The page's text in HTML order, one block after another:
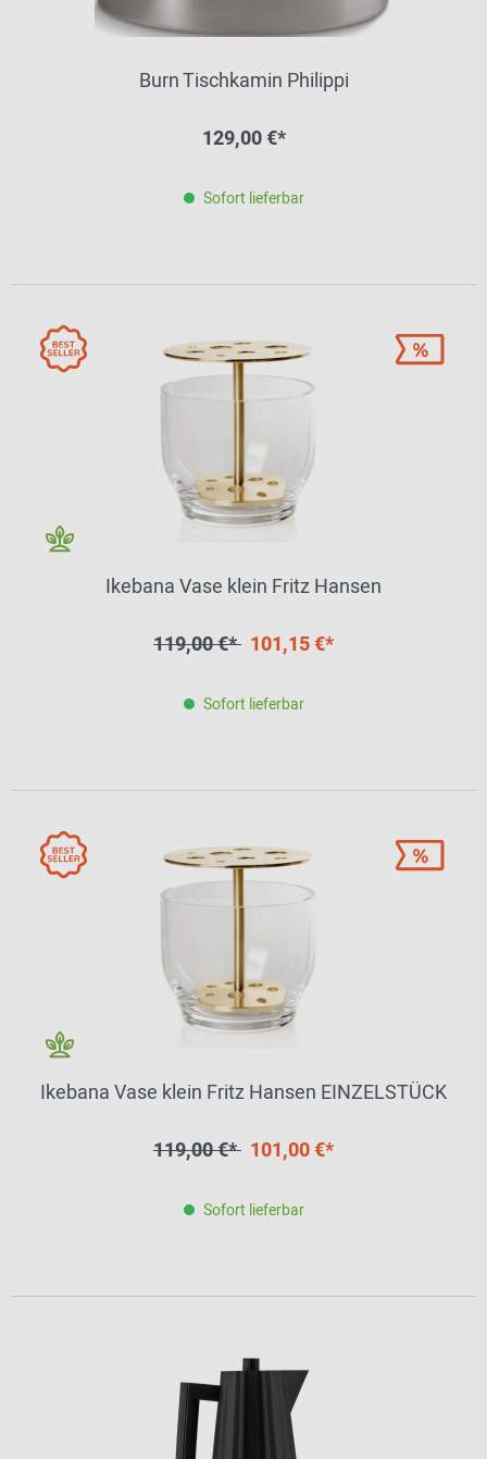
Burn Tischkamin Philippi
129,00 €*
Sofort lieferbar
Ikebana Vase klein Fritz Hansen
119,00 €* 101,15 €*
Sofort lieferbar
Ikebana Vase klein Fritz Hansen EINZELSTÜCK
119,00 €* 101,00 €*
Sofort lieferbar